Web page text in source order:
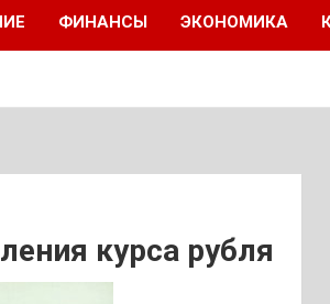
ФИНАНСЫ ЭКОНОМИКА
курса рубля